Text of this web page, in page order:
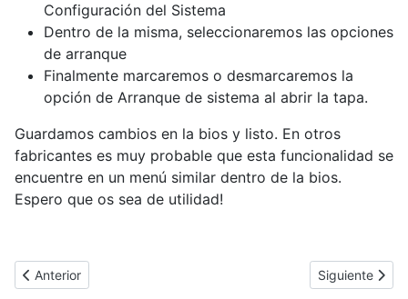
Configuración del Sistema
Dentro de la misma, seleccionaremos las opciones
de arranque
Finalmente marcaremos o desmarcaremos la
opción de Arranque de sistema al abrir la tapa.
Guardamos cambios en la bios y listo. En otros
fabricantes es muy probable que esta funcionalidad se
encuentre en un menú similar dentro de la bios.
Espero que os sea de utilidad!
Artículo anterior: [Cybertruco]Forzar sincronización de firma de
Anterior Artículo
Siguiente